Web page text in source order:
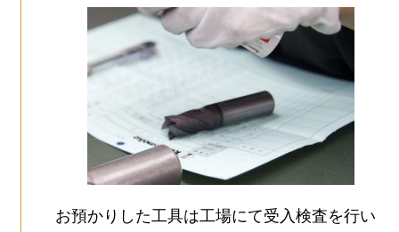
お預かりした工具は工場にて受入検査を行い